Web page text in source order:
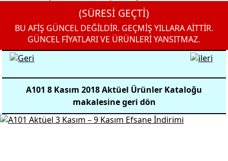
(SÜRESİ GEÇTİ)
BU AFİŞ GÜNCEL DEĞİLDİR. GEÇMİŞ YILLARA AİTTİR.
GÜNCEL FİYATLARI VE ÜRÜNLERİ YANSITMAZ.
A101 8 Kasım 2018 Aktüel Ürünler Kataloğu
makalesine geri dön